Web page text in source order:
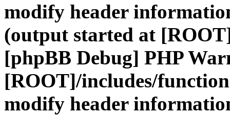
modify header
(output started at
[phpBB Debug] PHP
[ROOT]/includes/
modify header